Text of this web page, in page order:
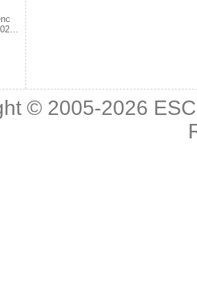
© 2005-2026